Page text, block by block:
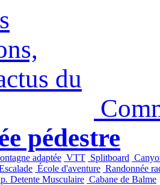
pédestre
adaptée VTT Splitboard
École d'aventure Randonnée
Detente Musculaire Cabane de Balme